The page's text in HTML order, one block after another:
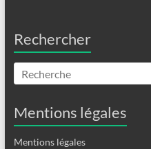
Rechercher
Mentions légales
Mentions légales